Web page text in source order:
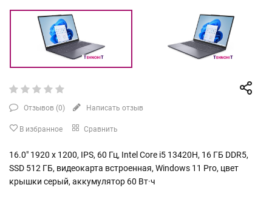
Отзывов (0) Написать отзыв
В избранное Сравнить
16.0" 1920 x 1200, IPS, 60 Гц, Intel Core i5 13420H, 16 ГБ DDR5,
SSD 512 ГБ, видеокарта встроенная, Windows 11 Pro, цвет
крышки серый, аккумулятор 60 Вт·ч